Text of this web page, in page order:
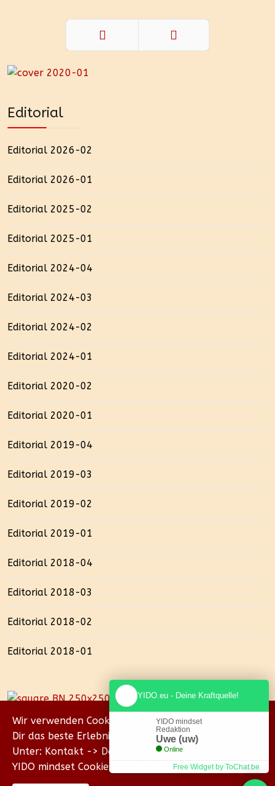
Editorial
Editorial 2026-02
Editorial 2026-01
Editorial 2025-02
Editorial 2025-01
Editorial 2024-04
Editorial 2024-03
Editorial 2024-02
Editorial 2024-01
Editorial 2020-02
Editorial 2020-01
Editorial 2019-04
Editorial 2019-03
Editorial 2019-02
Editorial 2019-01
Editorial 2018-04
Editorial 2018-03
Editorial 2018-02
Editorial 2018-01
© {2018-2026} Homepage & Eigenverlag von Uwe
Wir verwenden Cookies, um sicherzustellen, dass wir
Dir das beste Erlebnis auf unserer Website bieten.
Unter: Kontakt -> Datenschutz erklären wir Dir, wie
YIDO mindset Cookies verwendet.
YIDO.eu - Deine Kraftquelle!
YIDO mindset
Redaktion
Uwe (uw)
Online
Free Widget by ToChat.be